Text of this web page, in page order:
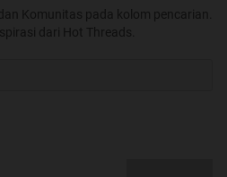
Komunitas pada kolom pencarian.
dari Hot Threads.